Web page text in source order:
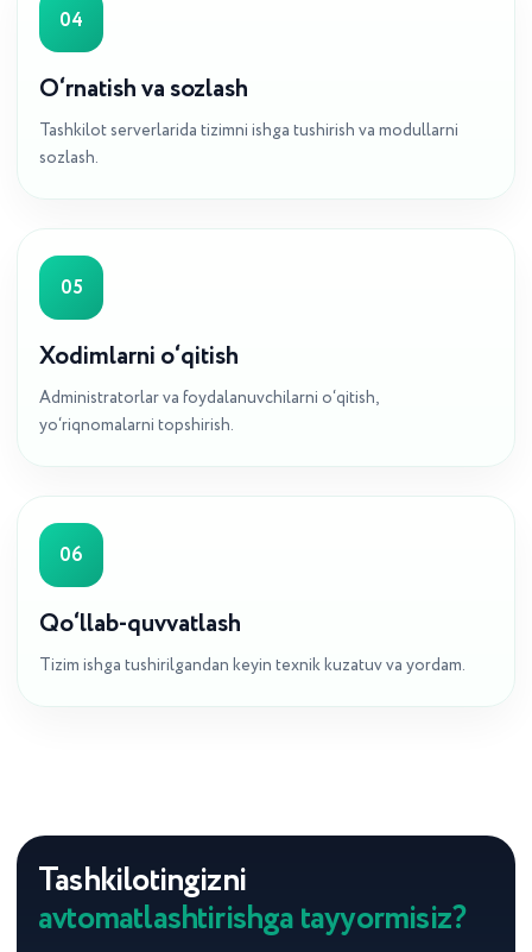
04
O‘rnatish va sozlash
Tashkilot serverlarida tizimni ishga tushirish va modullarni
sozlash.
05
Xodimlarni o‘qitish
Administratorlar va foydalanuvchilarni o‘qitish,
yo‘riqnomalarni topshirish.
06
Qo‘llab-quvvatlash
Tizim ishga tushirilgandan keyin texnik kuzatuv va yordam.
Tashkilotingizni
avtomatlashtirishga tayyormisiz?
Loyixa bo‘yichamaslaxat
ALOQA UCHUN